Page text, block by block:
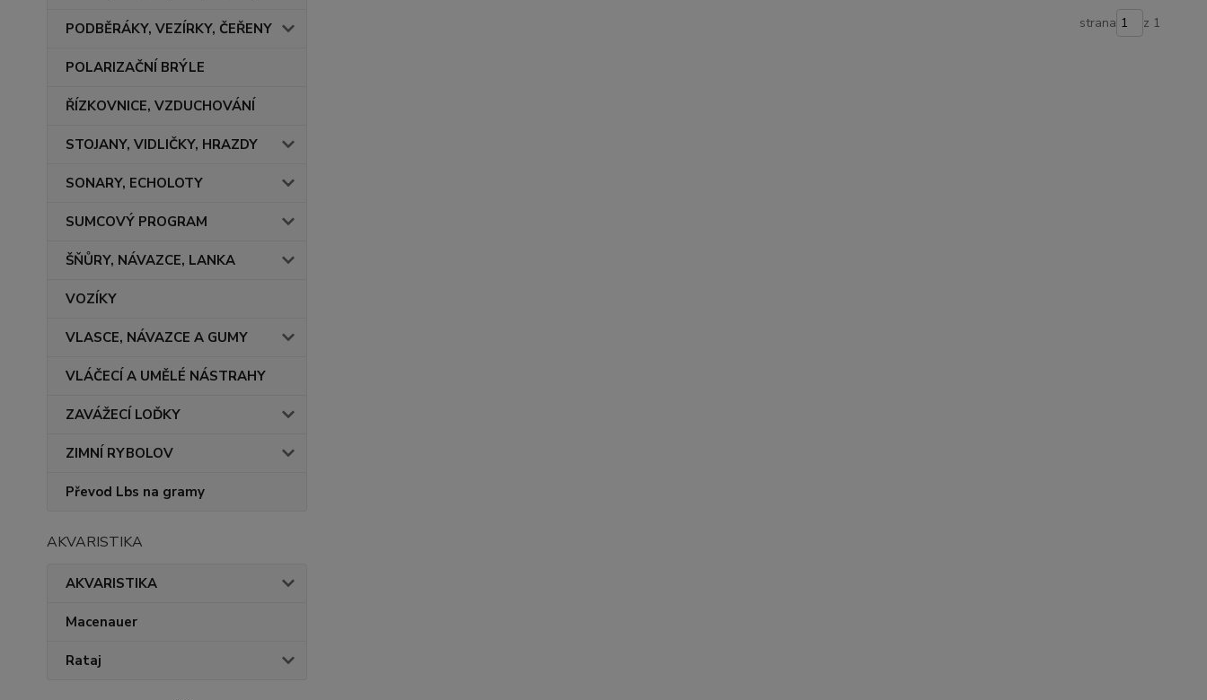
PODBĚRÁKY, VEZÍRKY, ČEŘENY
POLARIZAČNÍ BRÝLE
ŘÍZKOVNICE, VZDUCHOVÁNÍ
STOJANY, VIDLIČKY, HRAZDY
SONARY, ECHOLOTY
SUMCOVÝ PROGRAM
ŠŇŮRY, NÁVAZCE, LANKA
VOZÍKY
VLASCE, NÁVAZCE A GUMY
VLÁČECÍ A UMĚLÉ NÁSTRAHY
ZAVÁŽECÍ LOĎKY
ZIMNÍ RYBOLOV
Převod Lbs na gramy
AKVARISTIKA
AKVARISTIKA
Macenauer
Rataj
strana z 1